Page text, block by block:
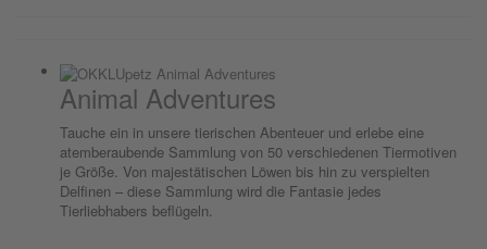
Animal Adventures
Tauche ein in unsere tierischen Abenteuer und erlebe eine
atemberaubende Sammlung von 50 verschiedenen Tiermotiven
je Größe. Von majestätischen Löwen bis hin zu verspielten
Delfinen – diese Sammlung wird die Fantasie jedes
Tierliebhabers beflügeln.